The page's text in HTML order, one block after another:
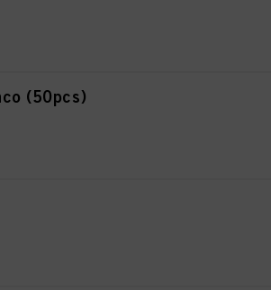
(50pcs)